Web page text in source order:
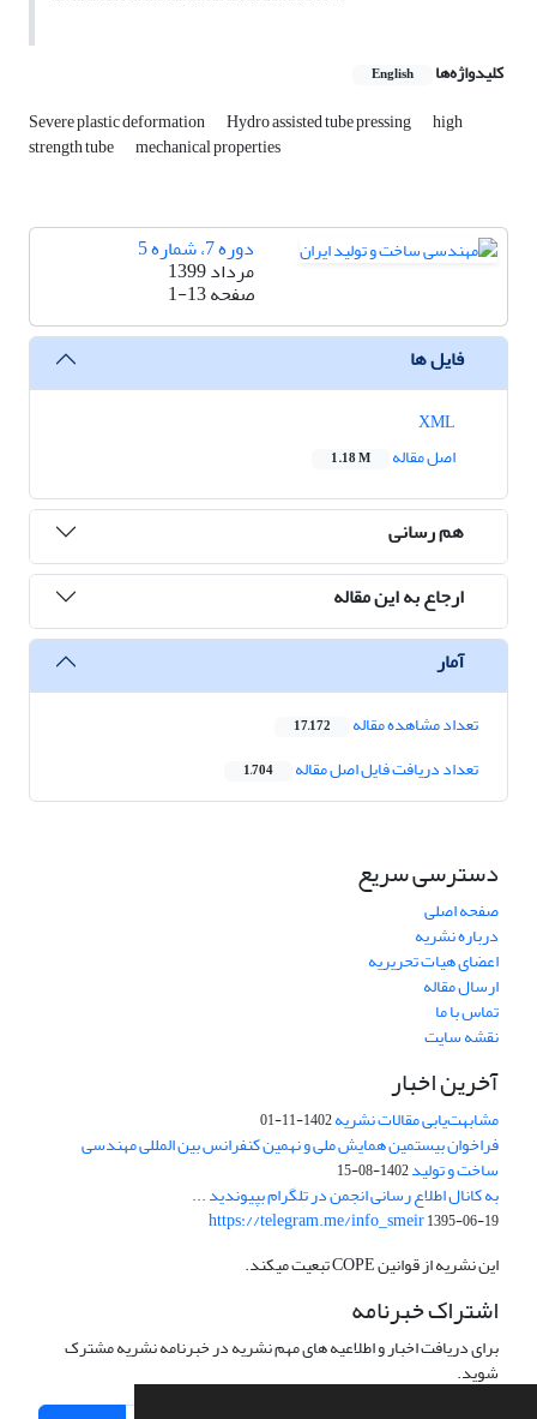
کلیدواژه‌ها English
Severe plastic deformation Hydro assisted tube pressing high
strength tube mechanical properties
دوره 7، شماره 5
مرداد 1399
صفحه1-13
فایل ها
اصل مقاله
1.18 M
هم رسانی
ارجاع به این مقاله
آمار
تعداد مشاهده مقاله 17,172
تعداد دریافت فایل اصل مقاله 1,704
دسترسی سریع
صفحه اصلی
درباره نشریه
اعضای هیات تحریریه
ارسال مقاله
تماس با ما
نقشه سایت
آخرین اخبار
مشابهت‌یابی مقالات نشریه1402-11-01
فراخوان بیستمین همایش ملی و نهمین کنفرانس بین المللی مهندسی
ساخت و تولید1402-08-15
به کانال اطلاع رسانی انجمن در تلگرام بپیوندید ...
https://telegram.me/info_smeir1395-06-19
این نشریه از قوانین COPE تبعیت میکند.
اشتراک خبرنامه
برای دریافت اخبار و اطلاعیه های مهم نشریه در خبرنامه نشریه مشترک
شوید.